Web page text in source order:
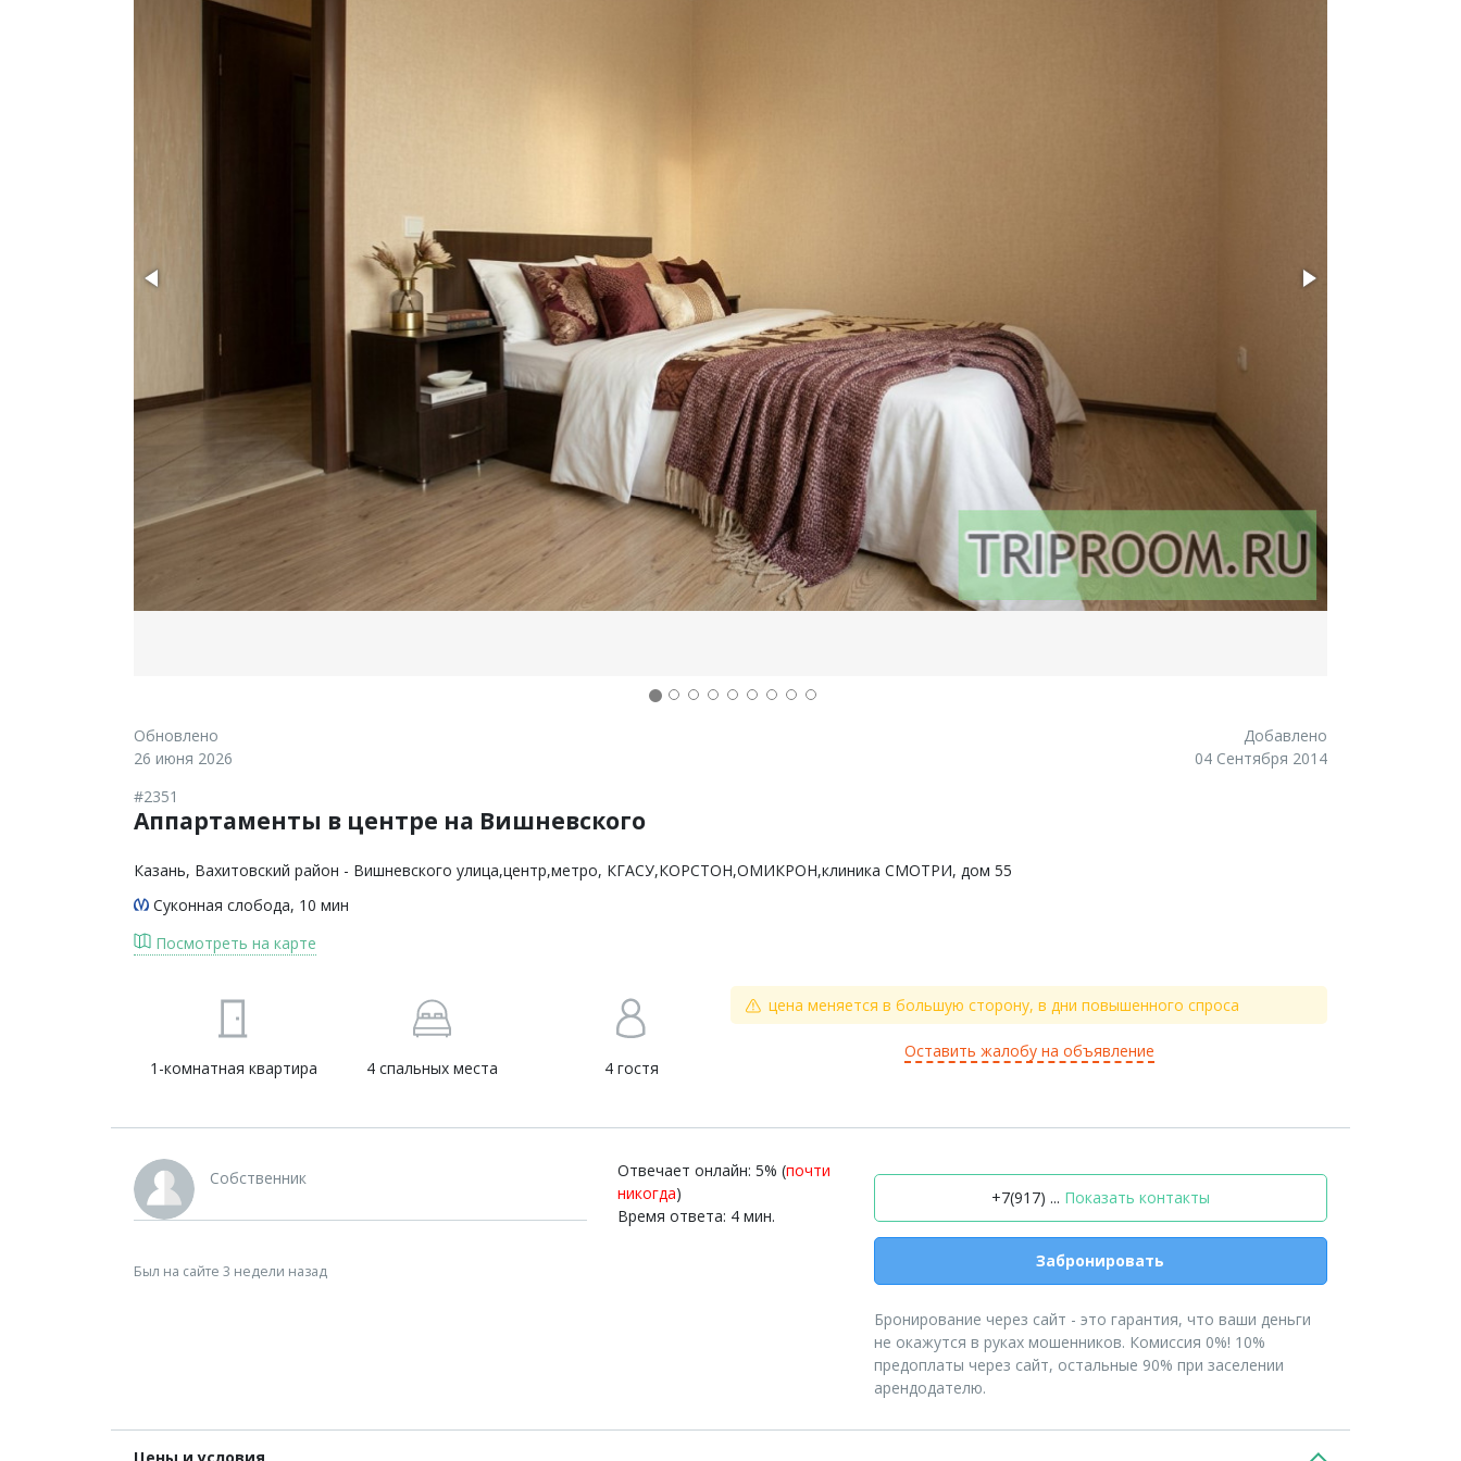
Обновлено
26 июня 2026
Добавлено
04 Сентября 2014
Аппартаменты в центре на Вишневского
#2351
Казань, Вахитовский район - Вишневского улица,центр,метро, КГАСУ,КОРСТОН,ОМИКРОН,клиника СМОТРИ, дом 55
Суконная слобода, 10 мин
Посмотреть на карте
1-комнатная квартира 4 спальных места 4 гостя
цена меняется в большую сторону, в дни повышенного спроса
Оставить жалобу на объявление
Собственник
Был на сайте 3 недели назад
Отвечает онлайн: 5% (почти
никогда)
Время ответа: 4 мин.
+7(917) ... Показать контакты
Забронировать
Бронирование через сайт - это гарантия, что ваши деньги
не окажутся в руках мошенников. Комиссия 0%! 10%
предоплаты через сайт, остальные 90% при заселении
арендодателю.
Цены и условия